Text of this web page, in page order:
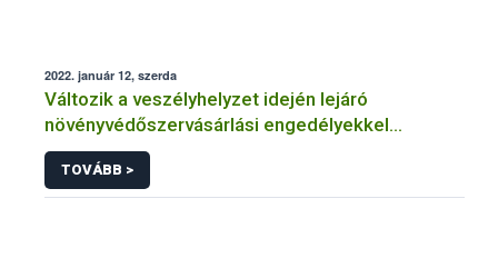
2022. január 12, szerda
Változik a veszélyhelyzet idején lejáró
növényvédőszervásárlási engedélyekkel
kapcsolatos szabályozás
TOVÁBB >